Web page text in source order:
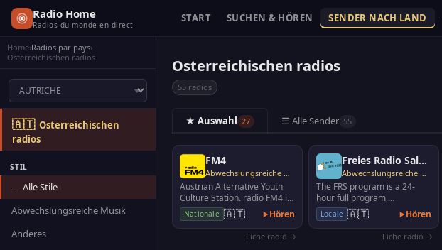
Radio Home
Radios du monde en direct
START SUCHEN & HÖREN SENDER NACH LAND
Home›Radios par pays›
Osterreichischen radios
🇦🇹 Osterreichischen
radios
STIL
— Alle Stile
Abwechslungsreiche Musik
Anderes
Osterreichischen radios
55 radios
★ Auswahl 27 ☰ Alle Sender 55
FM4
Abwechslungsreiche Musik
Austrian Alternative Youth
Culture Station. radio FM4 is
a cultural channel for a
young audience,…
Nationale 🇦🇹 Hören
Fiche radio →
Freies Radio Salzkammergut
Abwechslungsreiche Musik
The FRS program is a 24-
hour full program,
represents a journalistic
supplement to the regional
r…
Locale 🇦🇹 Hören
Fiche radio →